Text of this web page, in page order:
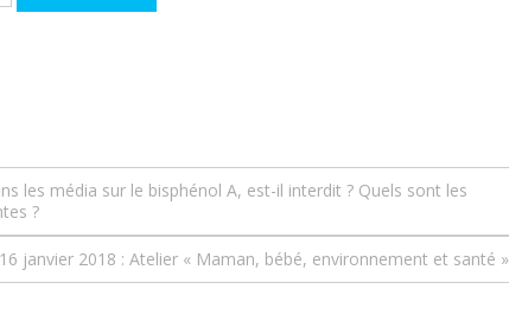
les média sur le bisphénol A, est-il interdit ? Quels sont les
?
16 janvier 2018 : Atelier « Maman, bébé, environnement et santé »